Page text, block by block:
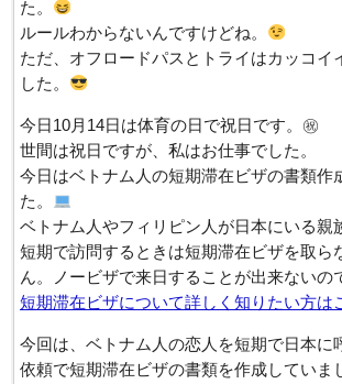
た。
ルールわからないんですけどね。
ただ、オフロードパスとトライはカッコイ
した。
今日10月14日は体育の日で祝日です。㊗
世間は祝日ですが、私はお仕事でした。
今日はベトナム人の短期滞在ビザの書類作
た。
ベトナム人やフィリピン人が日本にいる親
短期で訪問するときは短期滞在ビザを取ら
ん。ノービザで来日することが出来ないの
短期滞在ビザについて詳しく知りたい方は
今回は、ベトナム人の恋人を短期で日本に
依頼で短期滞在ビザの書類を作成していま